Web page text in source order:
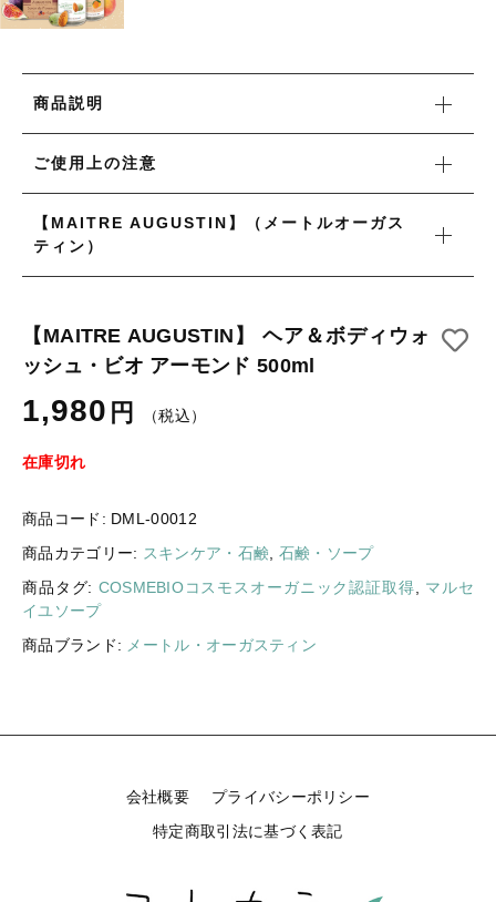
商品説明
ご使用上の注意
【MAITRE AUGUSTIN】（メートルオーガス
ティン）
【MAITRE AUGUSTIN】 ヘア＆ボディウォ
ッシュ・ビオ アーモンド 500ml
1,980 円 （税込）
在庫切れ
商品コード: DML-00012
商品カテゴリー: スキンケア・石鹸, 石鹸・ソープ
商品タグ: COSMEBIOコスモスオーガニック認証取得, マルセ
イユソープ
商品ブランド: メートル・オーガスティン
会社概要
プライバシーポリシー
特定商取引法に基づく表記
カトラリー/食器
ファッション
雑貨
ラリーキルト
キリム
その他
コトカラについて
お問い合わせ
キリム
ギフトラッピング